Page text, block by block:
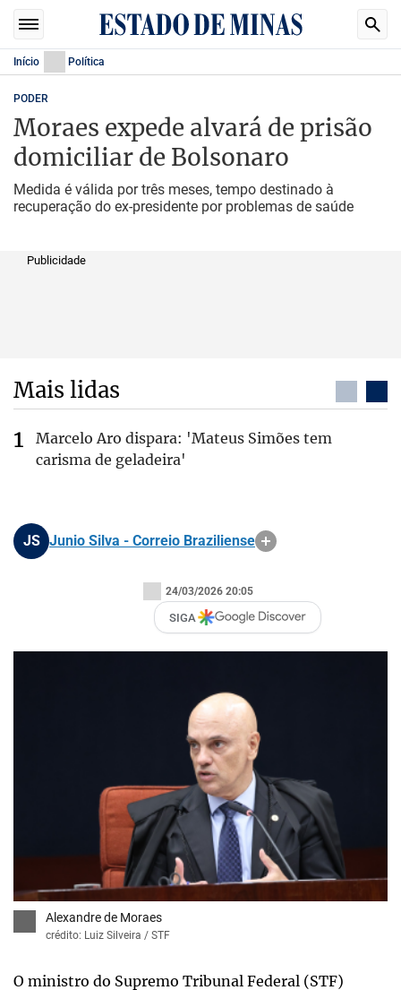
Início Política
PODER
Moraes expede alvará de prisão
domiciliar de Bolsonaro
Medida é válida por três meses, tempo destinado à
recuperação do ex-presidente por problemas de saúde
Publicidade
Mais lidas
Marcelo Aro dispara: 'Mateus Simões tem
carisma de geladeira'
JS Junio Silva - Correio Braziliense
24/03/2026 20:05
SIGA
Alexandre de Moraes
crédito: Luiz Silveira / STF
O ministro do Supremo Tribunal Federal (STF)